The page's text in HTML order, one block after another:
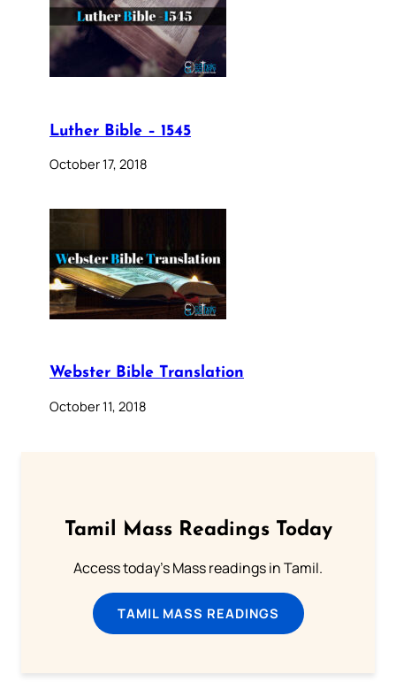
Luther Bible – 1545
October 17, 2018
Webster Bible Translation
October 11, 2018
Tamil Mass Readings Today
Access today's Mass readings in Tamil.
TAMIL MASS READINGS